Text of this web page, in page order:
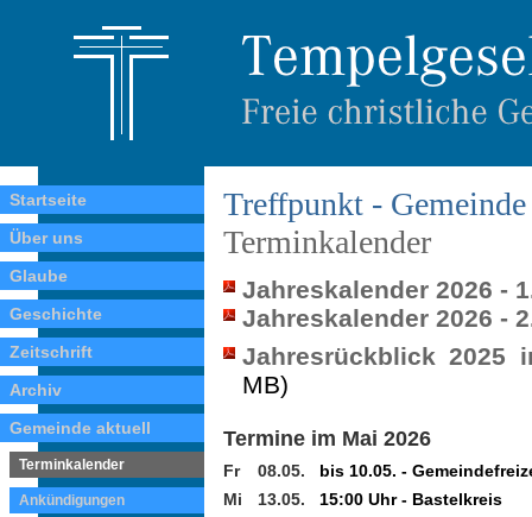
Startseite
Über uns
Glaube
Geschichte
Zeitschrift
Archiv
Gemeinde aktuell
Terminkalender
Ankündigungen
Treffpunkt -
Terminkalender
Jahreskalender 2026 -
Jahreskalender 2026 -
Jahresrückblick 2025
MB)
Termine im Mai 2026
Fr 08.05.
bis 10.05. -
Mi
13.05.
15:00 Uhr - Bastelkreis